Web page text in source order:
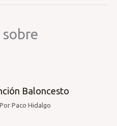
Baloncesto
Paco Hidalgo